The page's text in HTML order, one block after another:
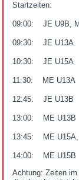
Startzeiten:
09:00: JE U9B,
09:30: JE U13A
10:30: JE U15A
11:30: ME U13A
12:45: JE U13B
13:00: ME U13B
13:45: ME U15A,
14:00: ME U15B
Achtung: Zeiten